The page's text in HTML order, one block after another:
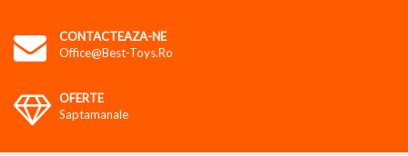
CONTACTEAZA-NE
Office@best-Toys.ro
OFERTE
Saptamanale